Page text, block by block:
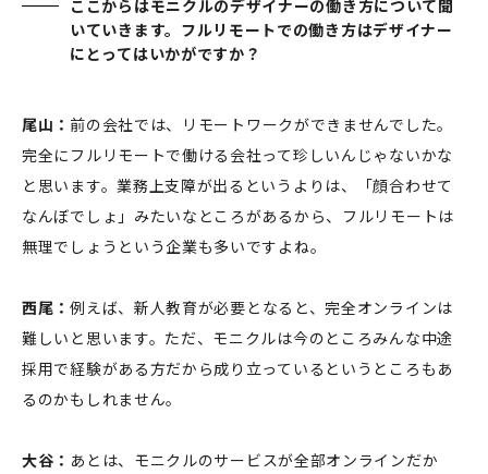
ここからはモニクルのデザイナーの働き方について聞
いていきます。フルリモートでの働き方はデザイナー
にとってはいかがですか？
尾山： 前の会社では、リモートワークができませんでした。
完全にフルリモートで働ける会社って珍しいんじゃないかな
と思います。業務上支障が出るというよりは、「顔合わせて
なんぼでしょ」みたいなところがあるから、フルリモートは
無理でしょうという企業も多いですよね。
西尾：例えば、新人教育が必要となると、完全オンラインは
難しいと思います。ただ、モニクルは今のところみんな中途
採用で経験がある方だから成り立っているというところもあ
るのかもしれません。
大谷： あとは、モニクルのサービスが全部オンラインだか